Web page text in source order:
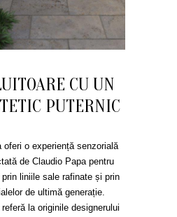
CU UN
PUTERNIC
oferi o experiență senzorială
de Claudio Papa pentru
liniile sale rafinate și prin
de ultimă generație.
la originile designerului